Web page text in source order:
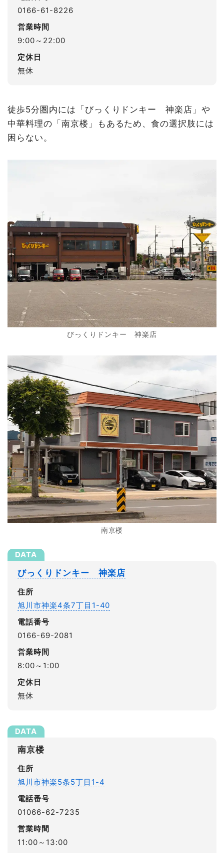
0166-61-8226
営業時間
9:00～22:00
定休日
無休
徒歩5分圏内には「びっくりドンキー 神楽店」や
中華料理の「南京楼」もあるため、食の選択肢には
困らない。
びっくりドンキー 神楽店
南京楼
びっくりドンキー 神楽店
住所
旭川市神楽4条7丁目1-40
電話番号
0166-69-2081
営業時間
8:00～1:00
定休日
無休
南京楼
住所
旭川市神楽5条5丁目1-4
電話番号
01066-62-7235
営業時間
11:00～13:00